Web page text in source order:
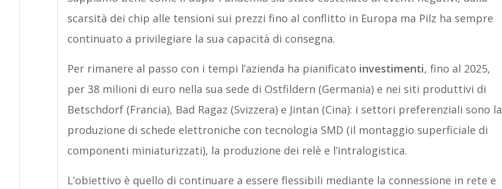
scarsità dei chip alle tensioni sui prezzi fino al conflitto in Europa ma Pilz ha sempre
continuato a privilegiare la sua capacità di consegna.
Per rimanere al passo con i tempi l’azienda ha pianificato investimenti, fino al 2025,
per 38 milioni di euro nella sua sede di Ostfildern (Germania) e nei siti produttivi di
Betschdorf (Francia), Bad Ragaz (Svizzera) e Jintan (Cina): i settori preferenziali sono la
produzione di schede elettroniche con tecnologia SMD (il montaggio superficiale di
componenti miniaturizzati), la produzione dei relè e l’intralogistica.
L’obiettivo è quello di continuare a essere flessibili mediante la connessione in rete e